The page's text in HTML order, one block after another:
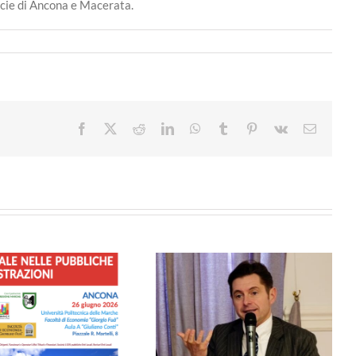
di Ancona e Macerata.
Facebook RedditLinkedInWhatsApp
Tumblr Pinterest
Vk Email
Solidarietà al Comune di Porto
Sant’Epidio per il tragico crollo
SICUREZZA – Dalla Regione
Marche 1,2 Milioni di euro ai
Comuni per Videosorveglianza